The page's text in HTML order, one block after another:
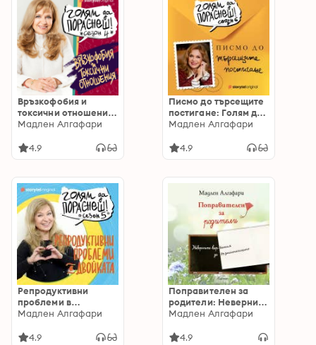
Връзкофобия и
токсични отношения:
Подкаст на Мадлен
Мадлен Алгафари
4.9
Писмо до търсещите
постигане: Голям да
пораснеш S06E05
Мадлен Алгафари
4.9
Репродуктивни
проблеми в
двойката: Подкаст на
S05Е06: Подкаст на
Мадлен Алгафари
4.9
Поправителен за
родители: Неверните
вярвания за
Мадлен Алгафари
4.9